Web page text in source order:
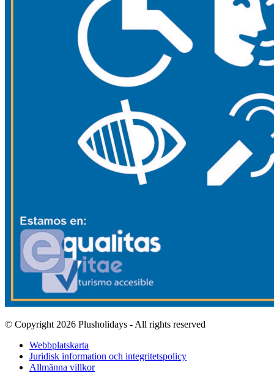
© Copyright 2026 Plusholidays - All rights reserved
Webbplatskarta
Juridisk information och integritetspolicy
Allmänna villkor